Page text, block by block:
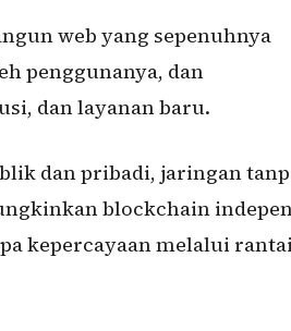
web yang sepenuhnya
penggunanya, dan
dan layanan baru.
dan pribadi, jaringan
blockchain
kepercayaan melalui